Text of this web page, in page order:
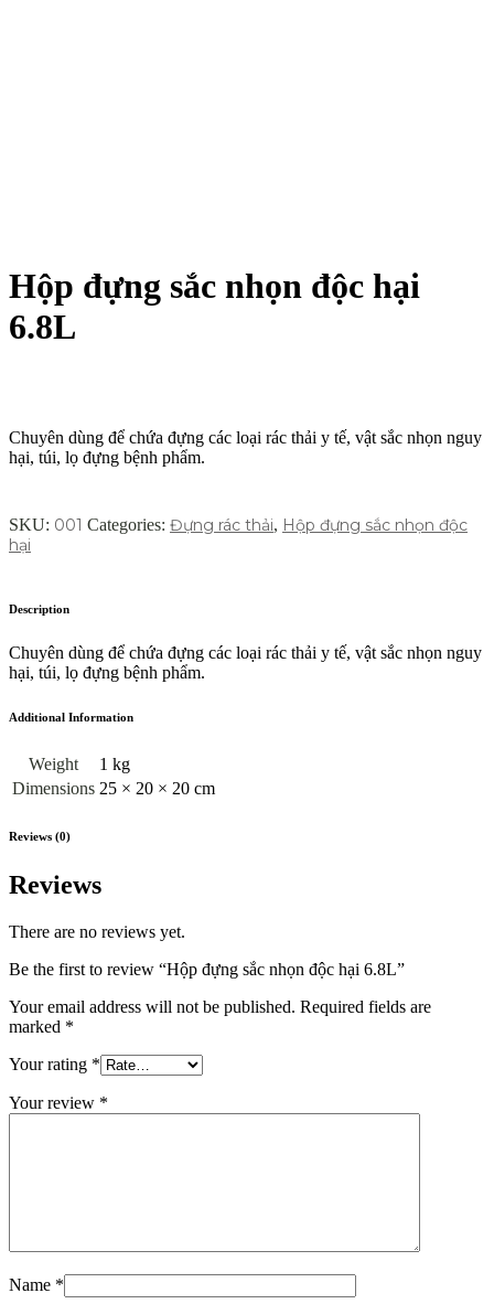
Hộp đựng sắc nhọn độc hại
6.8L
Chuyên dùng để chứa đựng các loại rác thải y tế, vật sắc nhọn nguy
hại, túi, lọ đựng bệnh phẩm.
SKU: 001 Categories: Đựng rác thải, Hộp đựng sắc nhọn độc
hại
Description
Chuyên dùng để chứa đựng các loại rác thải y tế, vật sắc nhọn nguy
hại, túi, lọ đựng bệnh phẩm.
Additional Information
Weight
1 kg
Dimensions 25 × 20 × 20 cm
Reviews (0)
Reviews
There are no reviews yet.
Be the first to review “Hộp đựng sắc nhọn độc hại 6.8L”
Your email address will not be published. Required fields are
marked *
Your rating *
Your review *
Name *